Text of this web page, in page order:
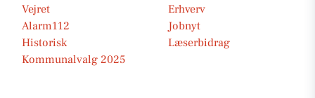
Vejret
Erhverv
Alarm112
Jobnyt
Historisk
Læserbidrag
Kommunalvalg 2025